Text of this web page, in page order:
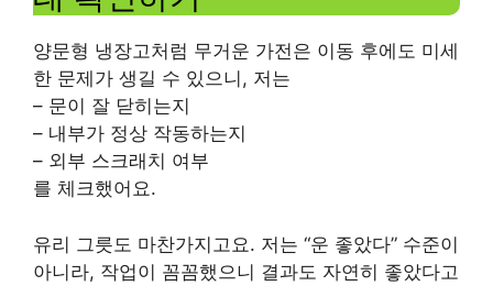
양문형 냉장고처럼 무거운 가전은 이동 후에도 미세
한 문제가 생길 수 있으니, 저는
– 문이 잘 닫히는지
– 내부가 정상 작동하는지
– 외부 스크래치 여부
를 체크했어요.
유리 그릇도 마찬가지고요. 저는 “운 좋았다” 수준이
아니라, 작업이 꼼꼼했으니 결과도 자연히 좋았다고